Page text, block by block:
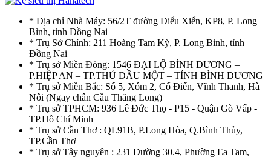
* Địa chỉ Nhà Máy: 56/2T đường Điểu Xiển, KP8, P. Long
Bình, tỉnh Đồng Nai
* Trụ Sở Chính: 211 Hoàng Tam Kỳ, P. Long Bình, tỉnh
Đồng Nai
* Trụ sở Miền Đông: 1546 ĐẠI LỘ BÌNH DƯƠNG –
P.HIỆP AN – TP.THỦ DẦU MỘT – TỈNH BÌNH DƯƠNG
* Trụ sở Miền Bắc: Số 5, Xóm 2, Cổ Điển, Vĩnh Thanh, Hà
Nôi (Ngay chân Cầu Thăng Long)
* Trụ sở TPHCM: 936 Lê Đức Thọ - P15 - Quận Gò Vấp -
TP.Hồ Chí Minh
* Trụ sở Cần Thơ : QL91B, P.Long Hòa, Q.Bình Thủy,
TP.Cần Thơ
* Trụ sở Tây nguyên : 231 Đường 30.4, Phường Ea Tam,